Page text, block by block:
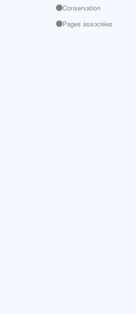
Conservation
Pages associées